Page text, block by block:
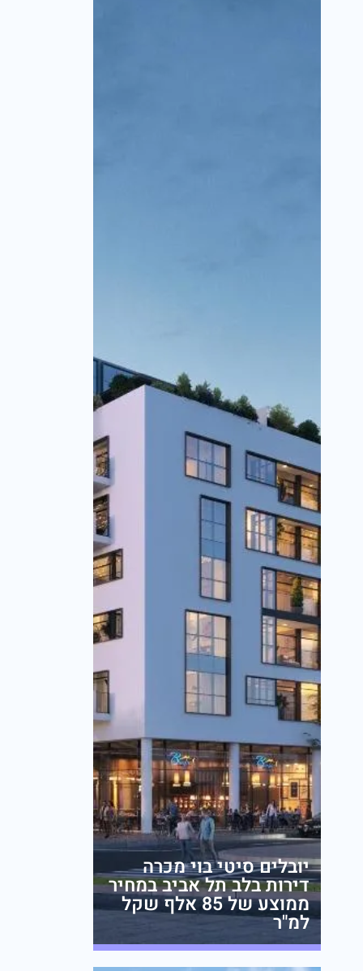
יובלים סיטי בוי מכרה
דירות בלב תל אביב במחיר
ממוצע של 85 אלף שקל
למ"ר